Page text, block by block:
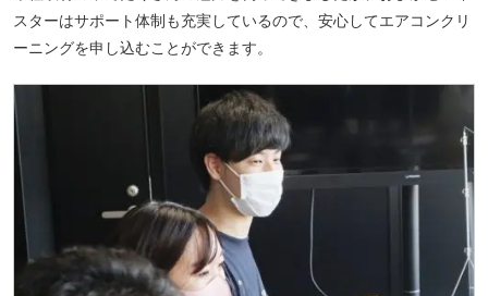
スターはサポート体制も充実しているので、安心してエアコンクリ
ーニングを申し込むことができます。